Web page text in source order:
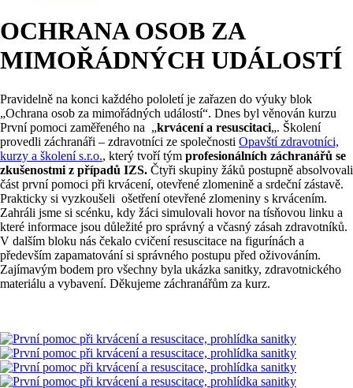
OCHRANA OSOB ZA
MIMOŘÁDNÝCH UDÁLOSTÍ
Pravidelně na konci každého pololetí je zařazen do výuky blok
„Ochrana osob za mimořádných událostí“. Dnes byl věnován kurzu
První pomoci zaměřeného na „krvácení a resuscitaci„. Školení
provedli záchranáři – zdravotníci ze společnosti Opavští zdravotníci,
kurzy a školení s.r.o., který tvoří tým profesionálních záchranářů se
zkušenostmi z případů IZS. Čtyři skupiny žáků postupně absolvovali
část první pomoci při krvácení, otevřené zlomenině a srdeční zástavě.
Prakticky si vyzkoušeli ošetření otevřené zlomeniny s krvácením.
Zahráli jsme si scénku, kdy žáci simulovali hovor na tísňovou linku a
které informace jsou důležité pro správný a včasný zásah zdravotníků.
V dalším bloku nás čekalo cvičení resuscitace na figurínách a
především zapamatování si správného postupu před oživováním.
Zajímavým bodem pro všechny byla ukázka sanitky, zdravotnického
materiálu a vybavení. Děkujeme záchranářům za kurz.